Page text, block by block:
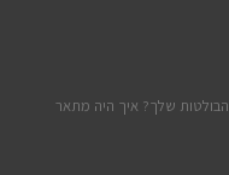
שלך? איך היה מתאר